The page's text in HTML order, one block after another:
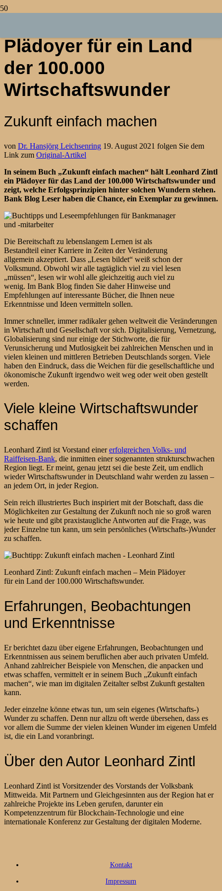
Plädoyer für ein Land
der 100.000
Wirtschaftswunder
Zukunft einfach machen
von Dr. Hansjörg Leichsenring 19. August 2021 folgen Sie dem
Link zum Original-Artikel
In seinem Buch „Zukunft einfach machen“ hält Leonhard Zintl
ein Plädoyer für das Land der 100.000 Wirtschaftswunder und
zeigt, welche Erfolgsprinzipien hinter solchen Wundern stehen.
Bank Blog Leser haben die Chance, ein Exemplar zu gewinnen.
Die Bereitschaft zu lebenslangem Lernen ist als
Bestandteil einer Karriere in Zeiten der Veränderung
allgemein akzeptiert. Dass „Lesen bildet“ weiß schon der
Volksmund. Obwohl wir alle tagtäglich viel zu viel lesen
„müssen“, lesen wir wohl alle gleichzeitig auch viel zu
wenig. Im Bank Blog finden Sie daher Hinweise und
Empfehlungen auf interessante Bücher, die Ihnen neue
Erkenntnisse und Ideen vermitteln sollen.
Immer schneller, immer radikaler gehen weltweit die Veränderungen
in Wirtschaft und Gesellschaft vor sich. Digitalisierung, Vernetzung,
Globalisierung sind nur einige der Stichworte, die für
Verunsicherung und Mutlosigkeit bei zahlreichen Menschen und in
vielen kleinen und mittleren Betrieben Deutschlands sorgen. Viele
haben den Eindruck, dass die Weichen für die gesellschaftliche und
ökonomische Zukunft irgendwo weit weg oder weit oben gestellt
werden.
Viele kleine Wirtschaftswunder
schaffen
Leonhard Zintl ist Vorstand einererfolgreichen Volks- und
Raiffeisen-Bank, die inmitten einer sogenannten strukturschwachen
Region liegt. Er meint, genau jetzt sei die beste Zeit, um endlich
wieder Wirtschaftswunder in Deutschland wahr werden zu lassen –
an jedem Ort, in jeder Region.
Sein reich illustriertes Buch inspiriert mit der Botschaft, dass die
Möglichkeiten zur Gestaltung der Zukunft noch nie so groß waren
wie heute und gibt praxistaugliche Antworten auf die Frage, was
jeder Einzelne tun kann, um sein persönliches (Wirtschafts-)Wunder
zu schaffen.
Leonhard Zintl: Zukunft einfach machen – Mein Plädoyer
für ein Land der 100.000 Wirtschaftswunder.
Erfahrungen, Beobachtungen
und Erkenntnisse
Er berichtet dazu über eigene Erfahrungen, Beobachtungen und
Erkenntnissen aus seinem beruflichen aber auch privaten Umfeld.
Anhand zahlreicher Beispiele von Menschen, die anpacken und
etwas schaffen, vermittelt er in seinem Buch „Zukunft einfach
machen“, wie man im digitalen Zeitalter selbst Zukunft gestalten
kann.
Jeder einzelne könne etwas tun, um sein eigenes (Wirtschafts-)
Wunder zu schaffen. Denn nur allzu oft werde übersehen, dass es
vor allem die Summe der vielen kleinen Wunder im eigenen Umfeld
ist, die ein Land voranbringt.
Über den Autor Leonhard Zintl
Leonhard Zintl ist Vorsitzender des Vorstands der Volksbank
Mittweida. Mit Partnern und Gleichgesinnten aus der Region hat er
zahlreiche Projekte ins Leben gerufen, darunter ein
Kompetenzzentrum für Blockchain-Technologie und eine
internationale Konferenz zur Gestaltung der digitalen Moderne.
Kontakt
Impressum